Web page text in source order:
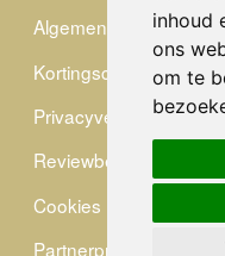
inhoud
ons
om te
Algemene
Kortingscode
Privacyverklaring
Reviewbeleid
Cookies
Partnerprogramma